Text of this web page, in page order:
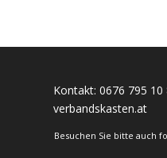
Kontakt: 0676 795 10
verbandskasten.at
Besuchen Sie bitte auch